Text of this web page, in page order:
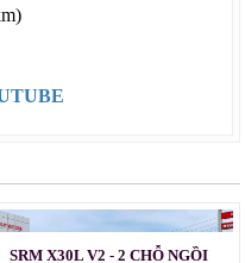
SRM X30L V2 - 2 CHỖ NGỒI